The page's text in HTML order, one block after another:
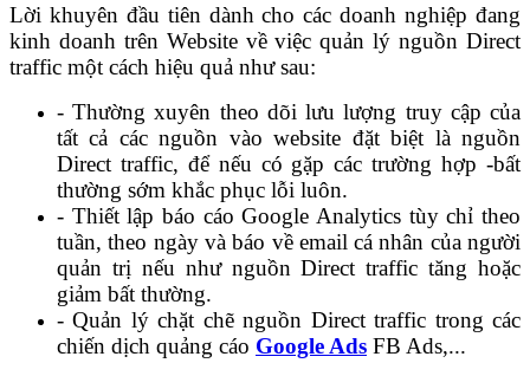
Lời khuyên đầu tiên dành cho các doanh nghiệp đang
kinh doanh trên Website về việc quản lý nguồn Direct
traffic một cách hiệu quả như sau:
- Thường xuyên theo dõi lưu lượng truy cập của
tất cả các nguồn vào website đặt biệt là nguồn
Direct traffic, để nếu có gặp các trường hợp -bất
thường sớm khắc phục lỗi luôn.
- Thiết lập báo cáo Google Analytics tùy chỉ theo
tuần, theo ngày và báo về email cá nhân của người
quản trị nếu như nguồn Direct traffic tăng hoặc
giảm bất thường.
- Quản lý chặt chẽ nguồn Direct traffic trong các
chiến dịch quảng cáo Google Ads FB Ads,...